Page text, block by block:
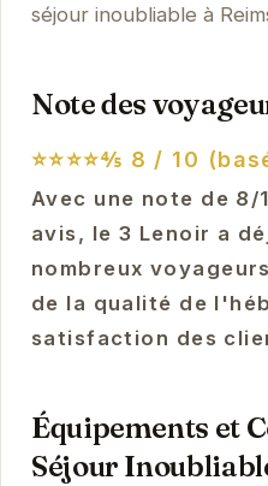
séjour inoubliable à
Note des
⭐⭐⭐⭐⅘ 8 / 10
Avec une note de 8/
avis, le 3 Lenoir a
nombreux
de la qualité de
satisfaction des
Équipements et
Séjour